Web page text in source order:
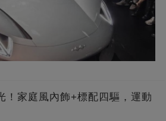
！家庭風內飾+標配四驅，運動